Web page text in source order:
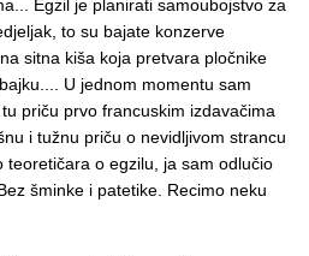
Egzil je planirati samoubojstvo za
to su bajate konzerve
sitna kiša koja pretvara pločnike
U jednom momentu sam
priču prvo francuskim izdavačima
i tužnu priču o nevidljivom strancu
teoretičara o egzilu, ja sam odlučio
šminke i patetike. Recimo neku